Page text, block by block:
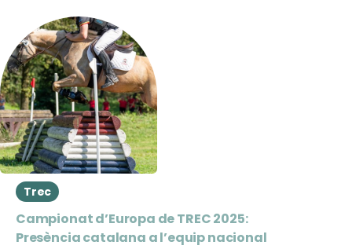
Trec
Campionat d’Europa de TREC 2025:
Presència catalana a l’equip nacional